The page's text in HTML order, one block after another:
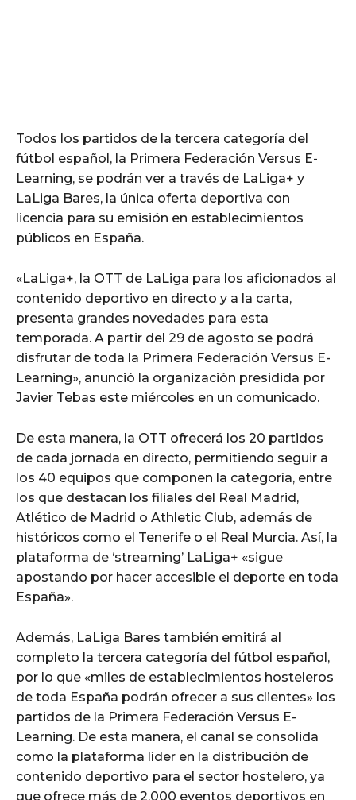
Todos los partidos de la tercera categoría del
fútbol español, la Primera Federación Versus E-
Learning, se podrán ver a través de LaLiga+ y
LaLiga Bares, la única oferta deportiva con
licencia para su emisión en establecimientos
públicos en España.
«LaLiga+, la OTT de LaLiga para los aficionados al
contenido deportivo en directo y a la carta,
presenta grandes novedades para esta
temporada. A partir del 29 de agosto se podrá
disfrutar de toda la Primera Federación Versus E-
Learning», anunció la organización presidida por
Javier Tebas este miércoles en un comunicado.
De esta manera, la OTT ofrecerá los 20 partidos
de cada jornada en directo, permitiendo seguir a
los 40 equipos que componen la categoría, entre
los que destacan los filiales del Real Madrid,
Atlético de Madrid o Athletic Club, además de
históricos como el Tenerife o el Real Murcia. Así, la
plataforma de ‘streaming’ LaLiga+ «sigue
apostando por hacer accesible el deporte en toda
España».
Además, LaLiga Bares también emitirá al
completo la tercera categoría del fútbol español,
por lo que «miles de establecimientos hosteleros
de toda España podrán ofrecer a sus clientes» los
partidos de la Primera Federación Versus E-
Learning. De esta manera, el canal se consolida
como la plataforma líder en la distribución de
contenido deportivo para el sector hostelero, ya
que ofrece más de 2.000 eventos deportivos en